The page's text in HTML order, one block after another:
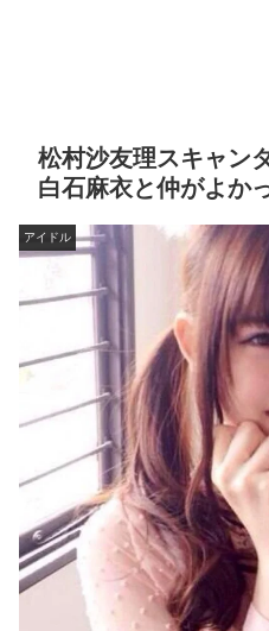
松村沙友理スキャン
白石麻衣と仲がよか
アイドル